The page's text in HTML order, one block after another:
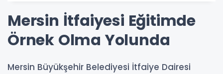
Mersin İtfaiyesi Eğitimde
Örnek Olma Yolunda
Mersin Büyükşehir Belediyesi İtfaiye Dairesi